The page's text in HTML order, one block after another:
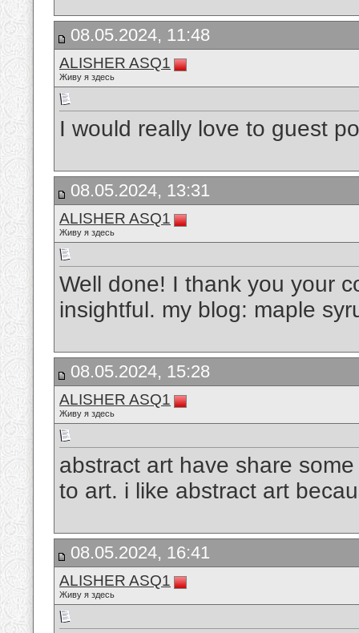
08.05.2024, 11:48
ALISHER ASQ1
Живу я здесь
I would really love to guest
08.05.2024, 13:31
ALISHER ASQ1
Живу я здесь
Well done! I thank you your
insightful. my blog: maple
08.05.2024, 15:28
ALISHER ASQ1
Живу я здесь
abstract art have share
to art. i like abstract art
08.05.2024, 16:41
ALISHER ASQ1
Живу я здесь